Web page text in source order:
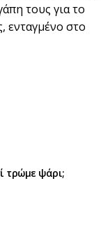
τους για το
ενταγμένο στο
τρώμε ψάρι;